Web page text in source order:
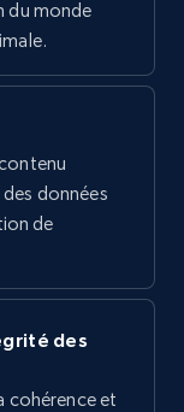
du monde
données
de
des
cohérence et